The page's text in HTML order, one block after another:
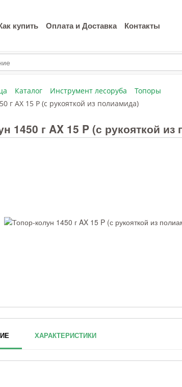
купить Оплата и Доставка Контакты
Каталог Инструмент лесоруба
Топоры
г AX 15 P (с рукояткой из полиамида)
1450 г AX 15 P (с рукояткой
ХАРАКТЕРИСТИКИ